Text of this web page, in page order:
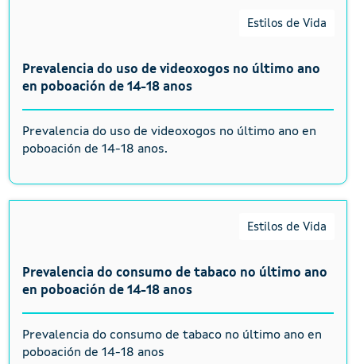
Estilos de Vida
Prevalencia do uso de videoxogos no último ano
en poboación de 14-18 anos
Prevalencia do uso de videoxogos no último ano en
poboación de 14-18 anos.
Estilos de Vida
Prevalencia do consumo de tabaco no último ano
en poboación de 14-18 anos
Prevalencia do consumo de tabaco no último ano en
poboación de 14-18 anos